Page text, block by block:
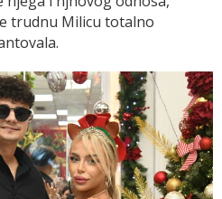
trudnu Milicu totalno